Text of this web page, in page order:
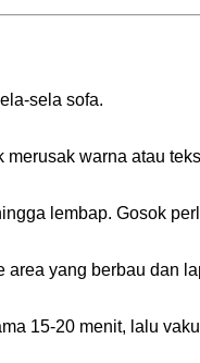
sela sofa.
warna atau
lembap. Gosok
yang berbau dan
15-20 menit, lalu